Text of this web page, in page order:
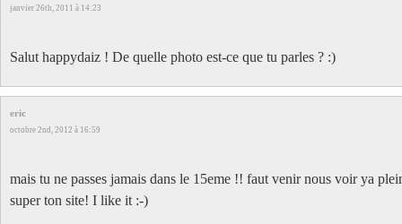
janvier 26th, 2011 à 14:23
Salut happydaiz ! De quelle photo est-ce que tu parles ? :)
eric
octobre 2nd, 2012 à 16:59
mais tu ne passes jamais dans le 15eme !! faut venir nous voir ya
super ton site! I like it :-)